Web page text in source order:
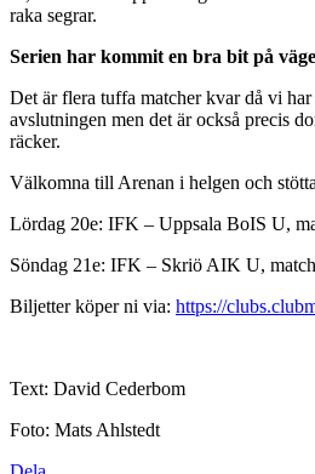
raka segrar.
Serien har kommit en bra bit på
Det är flera tuffa matcher kvar då vi
avslutningen men det är också precis
räcker.
Välkomna till Arenan i helgen och
Lördag 20e: IFK – Uppsala BoIS U,
Söndag 21e: IFK – Skriö AIK U,
Biljetter köper ni via: https://
Text: David Cederbom
Foto: Mats Ahlstedt